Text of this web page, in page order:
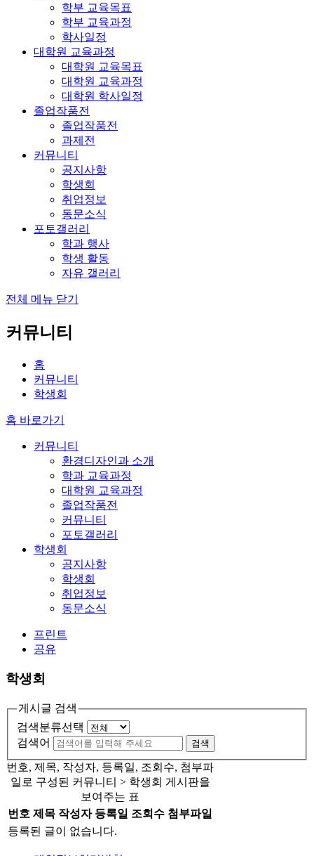
학부 교육목표
학부 교육과정
학사일정
대학원 교육과정
대학원 교육목표
대학원 교육과정
대학원 학사일정
졸업작품전
졸업작품전
과제전
커뮤니티
공지사항
학생회
취업정보
동문소식
포토갤러리
학과 행사
학생 활동
자유 갤러리
전체 메뉴 닫기
커뮤니티
홈
커뮤니티
학생회
홈 바로가기
커뮤니티
환경디자인과 소개
학과 교육과정
대학원 교육과정
졸업작품전
커뮤니티
포토갤러리
학생회
공지사항
학생회
취업정보
동문소식
프린트
공유
학생회
게시글 검색
검색분류선택
검색어
검색
번호, 제목, 작성자, 등록일, 조회수, 첨부파
일로 구성된 커뮤니티 > 학생회 게시판을
보여주는 표
번호 제목 작성자 등록일 조회수 첨부파일
등록된 글이 없습니다.